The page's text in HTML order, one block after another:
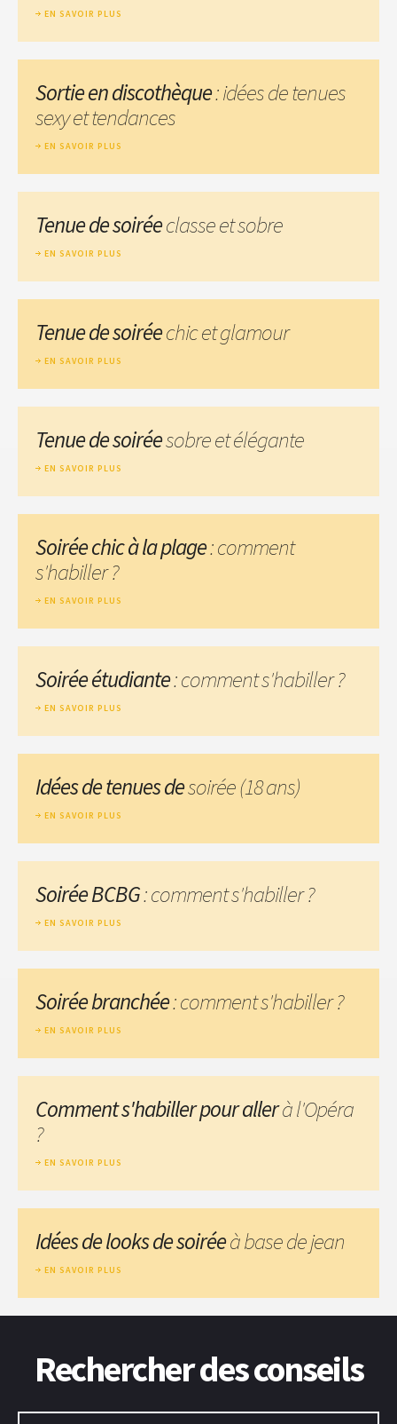
EN SAVOIR PLUS
Sortie en discothèque: idées de tenues
sexy et tendances
EN SAVOIR PLUS
Tenue de soiréeclasse et sobre
EN SAVOIR PLUS
Tenue de soiréechic et glamour
EN SAVOIR PLUS
Tenue de soiréesobre et élégante
EN SAVOIR PLUS
Soirée chic à la plage: comment
s'habiller ?
EN SAVOIR PLUS
Soirée étudiante: comment s'habiller ?
EN SAVOIR PLUS
Idées de tenues desoirée (18 ans)
EN SAVOIR PLUS
Soirée BCBG: comment s'habiller ?
EN SAVOIR PLUS
Soirée branchée: comment s'habiller ?
EN SAVOIR PLUS
Comment s'habiller pour allerà l'Opéra
?
EN SAVOIR PLUS
Idées de looks de soiréeà base de jean
EN SAVOIR PLUS
Rechercher des conseils